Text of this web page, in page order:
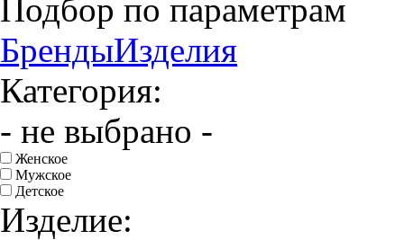
Подбор по параметрам
БрендыИзделия
Категория:
- не выбрано -
Женское
Мужское
Детское
Изделие: